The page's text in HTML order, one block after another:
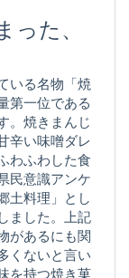
った、
いる名物「焼
第一位である
。焼きまんじ
辛い味噌ダレ
わふわした食
民意識アンケ
土料理」とし
ました。上記
があるにも関
くないと言い
を持つ焼き菓